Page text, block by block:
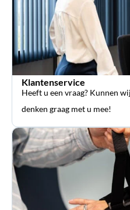
Klantenservice
Heeft u een vraag? Kunnen
denken graag met u mee!